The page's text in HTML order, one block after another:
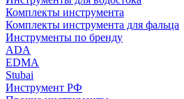
Комплекты инструмента
Комплекты инструмента для фальца
Инструменты по бренду
ADA
EDMA
Stubai
Инструмент РФ